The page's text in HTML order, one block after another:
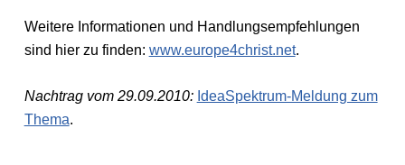
Weitere Informationen und Handlungsempfehlungen
sind hier zu finden: www.europe4christ.net.
Nachtrag vom 29.09.2010: IdeaSpektrum-Meldung zum
Thema.